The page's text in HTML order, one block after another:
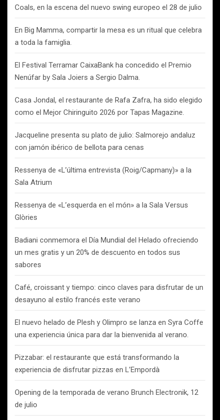
Coals, en la escena del nuevo swing europeo el 28 de julio
En Big Mamma, compartir la mesa es un ritual que celebra
a toda la famiglia.
El Festival Terramar CaixaBank ha concedido el Premio
Nenúfar by Sala Joiers a Sergio Dalma.
Casa Jondal, el restaurante de Rafa Zafra, ha sido elegido
como el Mejor Chiringuito 2026 por Tapas Magazine.
Jacqueline presenta su plato de julio: Salmorejo andaluz
con jamón ibérico de bellota para cenas
Ressenya de «L’última entrevista (Roig/Capmany)» a la
Sala Atrium
Ressenya de «L’esquerda en el món» a la Sala Versus
Glòries
Badiani conmemora el Día Mundial del Helado ofreciendo
un mes gratis y un 20% de descuento en todos sus
sabores
Café, croissant y tiempo: cinco claves para disfrutar de un
desayuno al estilo francés este verano
El nuevo helado de Plesh y Olimpro se lanza en Syra Coffe
una experiencia única para dar la bienvenida al verano.
Pizzabar: el restaurante que está transformando la
experiencia de disfrutar pizzas en L’Empordà
Opening de la temporada de verano Brunch Electronik, 12
de julio